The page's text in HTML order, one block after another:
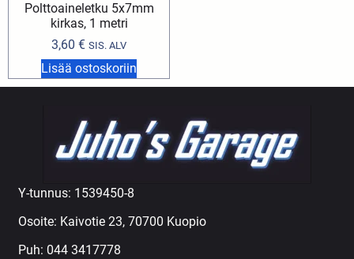
Polttoaineletku 5x7mm
kirkas, 1 metri
3,60 € SIS. ALV
Lisää ostoskoriin
Y-tunnus: 1539450-8
Osoite: Kaivotie 23, 70700 Kuopio
Puh: 044 3417778